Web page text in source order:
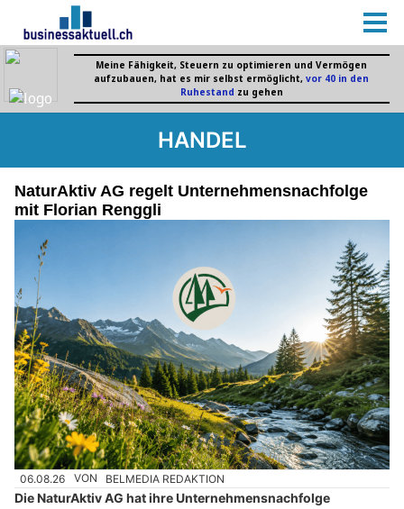
HANDEL
NaturAktiv AG regelt Unternehmensnachfolge
mit Florian Renggli
06.08.26 VON BELMEDIA REDAKTION
Die NaturAktiv AG hat ihre Unternehmensnachfolge